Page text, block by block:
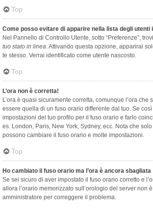
Top
Come posso evitare di apparire nella lista degli utenti
Nel Pannello di Controllo Utente, sotto “Preferenze”,
tuo stato in linea. Attivando questa opzione, apparirai
te stesso. Verrai identificato come utente nascosto.
Top
L’ora non è corretta!
L’ora è quasi sicuramente corretta, comunque l’ora che
essere quella di un fuso orario differente dal tuo. Se
impostazioni del tuo profilo per il fuso orario e farlo
es. London, Paris, New York, Sydney, ecc. Nota che
possono cambiare il fuso orario e molte impostazioni.
Top
Ho cambiato il fuso orario ma l’ora è ancora sbagliata
Se sei sicuro di aver impostato il fuso orario corretto e
allora l’orario memorizzato sull’orologio del server non
amministratore per correggere il problema.